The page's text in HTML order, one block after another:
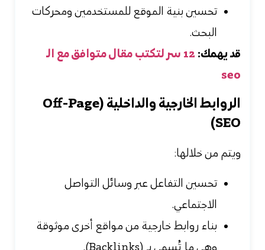
تحسين بنية الموقع للمستخدمين ومحركات
البحث.
قد يهمك:
12 سر لتكتب مقال متوافق مع الـ
seo
الروابط الخارجية والداخلية (Off-Page
SEO)
ويتم من خلالها:
تحسين التفاعل عبر وسائل التواصل
الاجتماعي.
بناء روابط خارجية من مواقع أخرى موثوقة